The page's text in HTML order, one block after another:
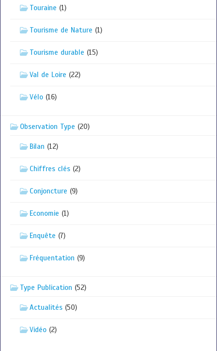
Touraine (1)
Tourisme de Nature (1)
Tourisme durable (15)
Val de Loire (22)
Vélo (16)
Observation Type (20)
Bilan (12)
Chiffres clés (2)
Conjoncture (9)
Economie (1)
Enquête (7)
Fréquentation (9)
Type Publication (52)
Actualités (50)
Vidéo (2)